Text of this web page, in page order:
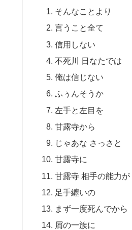
そんなことより
言うこと全て
信用しない
不死川 日なたでは
俺は信じない
ふぅんそうか
左手と左目を
甘露寺から
じゃあな さっさと
甘露寺に
甘露寺 相手の能力が
足手纏いの
まず一度死んでから
屑の一族に